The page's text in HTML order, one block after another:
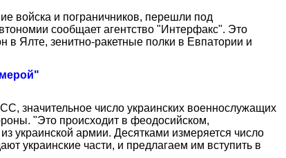
войска и пограничников, перешли под
сообщает агентство "Интерфакс". Это
в Ялте, зенитно-ракетные полки в Евпатории и
значительное число украинских военнослужащих
"Это происходит в феодосийском,
украинской армии. Десятками измеряется число
украинские части, и предлагаем им вступить в